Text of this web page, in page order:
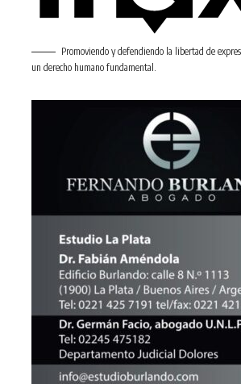
Promoviendo y defendiendo la libertad de
un derecho humano fundamental.